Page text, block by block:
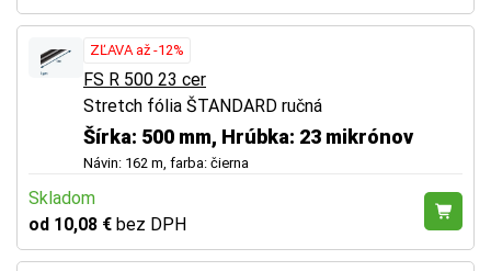
ZĽAVA až -12%
FS R 500 23 cer
Stretch fólia ŠTANDARD ručná
Šírka: 500 mm, Hrúbka: 23 mikrónov
Návin: 162 m, farba: čierna
Skladom
od 10,08 € bez DPH